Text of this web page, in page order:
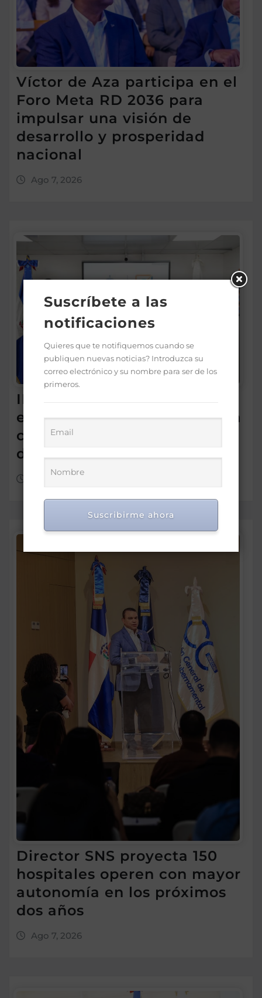
Víctor de Aza participa en el
Foro Meta RD 2036 para
impulsar una visión de
desarrollo y prosperidad
nacional
Ago 7, 2026
IDEICE y MINERD coordinan
estrategias para fortalecer la
calidad de la educación
dominicana
Director SNS proyecta 150
hospitales operen con mayor
autonomía en los próximos
dos años
Ago 7, 2026
Suscríbete a las
notificaciones
Quieres que te notifiquemos cuando se
publiquen nuevas noticias? Introduzca su
correo electrónico y su nombre para ser de los
primeros.
Suscribirme ahora